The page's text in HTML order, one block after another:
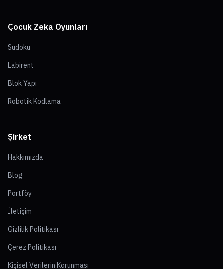
Çocuk Zeka Oyunları
Sudoku
Labirent
Blok Yapı
Robotik Kodlama
Şirket
Hakkımızda
Blog
Portföy
İletişim
Gizlilik Politikası
Çerez Politikası
Kişisel Verilerin Korunması